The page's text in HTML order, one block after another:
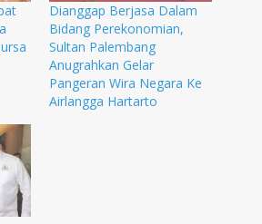
Dianggap Berjasa Dalam
Bidang Perekonomian,
Sultan Palembang
Anugrahkan Gelar
Pangeran Wira Negara Ke
Airlangga Hartarto